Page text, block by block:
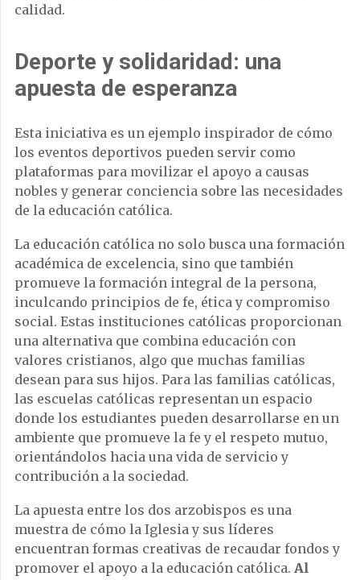
calidad.
Deporte y solidaridad: una
apuesta de esperanza
Esta iniciativa es un ejemplo inspirador de cómo
los eventos deportivos pueden servir como
plataformas para movilizar el apoyo a causas
nobles y generar conciencia sobre las necesidades
de la educación católica.
La educación católica no solo busca una formación
académica de excelencia, sino que también
promueve la formación integral de la persona,
inculcando principios de fe, ética y compromiso
social. Estas instituciones católicas proporcionan
una alternativa que combina educación con
valores cristianos, algo que muchas familias
desean para sus hijos. Para las familias católicas,
las escuelas católicas representan un espacio
donde los estudiantes pueden desarrollarse en un
ambiente que promueve la fe y el respeto mutuo,
orientándolos hacia una vida de servicio y
contribución a la sociedad.
La apuesta entre los dos arzobispos es una
muestra de cómo la Iglesia y sus líderes
encuentran formas creativas de recaudar fondos y
promover el apoyo a la educación católica. Al